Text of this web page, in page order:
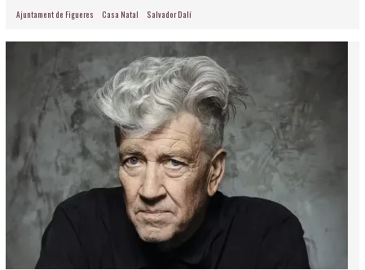
Ajuntament de Figueres Casa Natal Salvador Dalí